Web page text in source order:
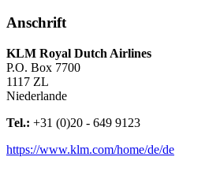
Anschrift
KLM Royal Dutch Airlines
P.O. Box 7700
1117 ZL
Niederlande
Tel.: +31 (0)20 - 649 9123
https://www.klm.com/home/de/de